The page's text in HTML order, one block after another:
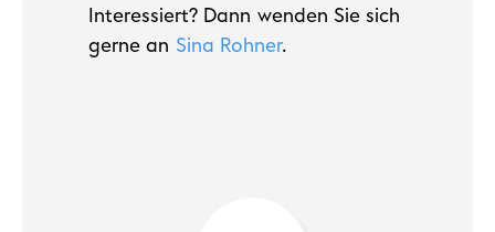
Interessiert? Dann wenden Sie sich
gerne an Sina Rohner.